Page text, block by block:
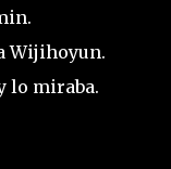
Wijihoyun.
lo miraba.